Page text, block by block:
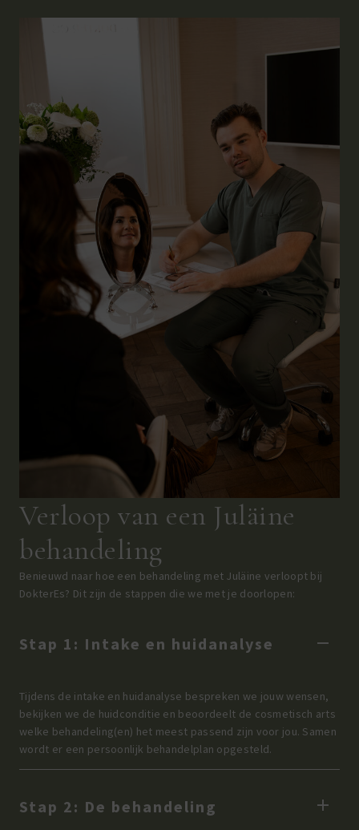
Verloop van een Juläine
behandeling
Benieuwd naar hoe een behandeling met Juläine verloopt bij
DokterEs? Dit zijn de stappen die we met je doorlopen:
Stap 1: Intake en huidanalyse
Tijdens de intake en huidanalyse bespreken we jouw wensen,
bekijken we de huidconditie en beoordeelt de cosmetisch arts
welke behandeling(en) het meest passend zijn voor jou. Samen
wordt er een persoonlijk behandelplan opgesteld.
Stap 2: De behandeling